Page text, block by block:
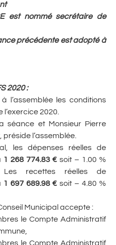
est nommé secrétaire de
précédente est adopté à
2020:
l’assemblée les conditions
2020.
séance et Monsieur Pierre
préside l’assemblée.
les dépenses réelles de
1 268 774.83 € soit – 1.00 %
recettes réelles de
1 697 689.98 € soit – 4.80 %
Municipal accepte :
le Compte Administratif
le Compte Administratif